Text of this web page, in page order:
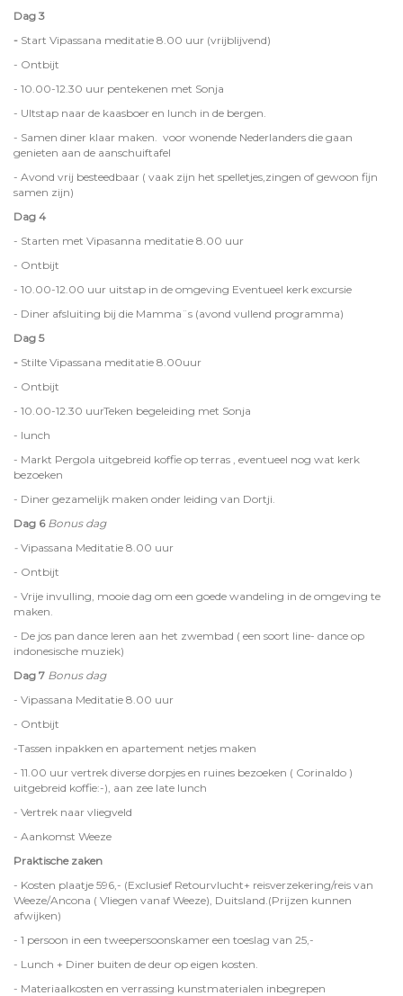
Dag 3
- Start Vipassana meditatie 8.00 uur (vrijblijvend)
- Ontbijt
- 10.00-12.30 uur pentekenen met Sonja
- UItstap naar de kaasboer en lunch in de bergen.
- Samen diner klaar maken. voor wonende Nederlanders die gaan
genieten aan de aanschuiftafel
- Avond vrij besteedbaar ( vaak zijn het spelletjes,zingen of gewoon fijn
samen zijn)
Dag 4
- Starten met Vipasanna meditatie 8.00 uur
- Ontbijt
- 10.00-12.00 uur uitstap in de omgeving Eventueel kerk excursie
- Diner afsluiting bij die Mamma¨s (avond vullend programma)
Dag 5
- Stilte Vipassana meditatie 8.00uur
- Ontbijt
- 10.00-12.30 uurTeken begeleiding met Sonja
- lunch
- Markt Pergola uitgebreid koffie op terras , eventueel nog wat kerk
bezoeken
- Diner gezamelijk maken onder leiding van Dortji.
Dag 6 Bonus dag
- Vipassana Meditatie 8.00 uur
- Ontbijt
- Vrije invulling, mooie dag om een goede wandeling in de omgeving te
maken.
- De jos pan dance leren aan het zwembad ( een soort line- dance op
indonesische muziek)
Dag 7 Bonus dag
- Vipassana Meditatie 8.00 uur
- Ontbijt
-Tassen inpakken en apartement netjes maken
- 11.00 uur vertrek diverse dorpjes en ruines bezoeken ( Corinaldo )
uitgebreid koffie:-), aan zee late lunch
- Vertrek naar vliegveld
- Aankomst Weeze
Praktische zaken
- Kosten plaatje 596,- (Exclusief Retourvlucht+ reisverzekering/reis van
Weeze/Ancona ( Vliegen vanaf Weeze), Duitsland.(Prijzen kunnen
afwijken)
- 1 persoon in een tweepersoonskamer een toeslag van 25,-
- Lunch + Diner buiten de deur op eigen kosten.
- Materiaalkosten en verrassing kunstmaterialen inbegrepen